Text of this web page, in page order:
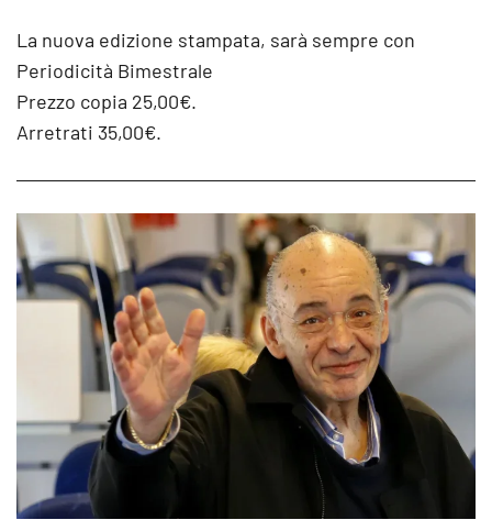
La nuova edizione stampata, sarà sempre con
Periodicità Bimestrale
Prezzo copia 25,00€.
Arretrati 35,00€.